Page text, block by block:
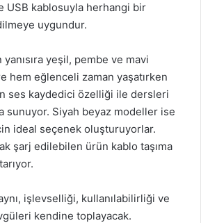
USB kablosuyla herhangi bir
uygundur.
yanısıra yeşil, pembe ve mavi
hem eğlenceli zaman yaşatırken
ses kaydedici özelliği ile dersleri
sunuyor. Siyah beyaz modeller ise
ideal seçenek oluşturuyorlar.
şarj edilebilen ürün kablo taşıma
işlevselliği, kullanılabilirliği ve
kendine toplayacak.